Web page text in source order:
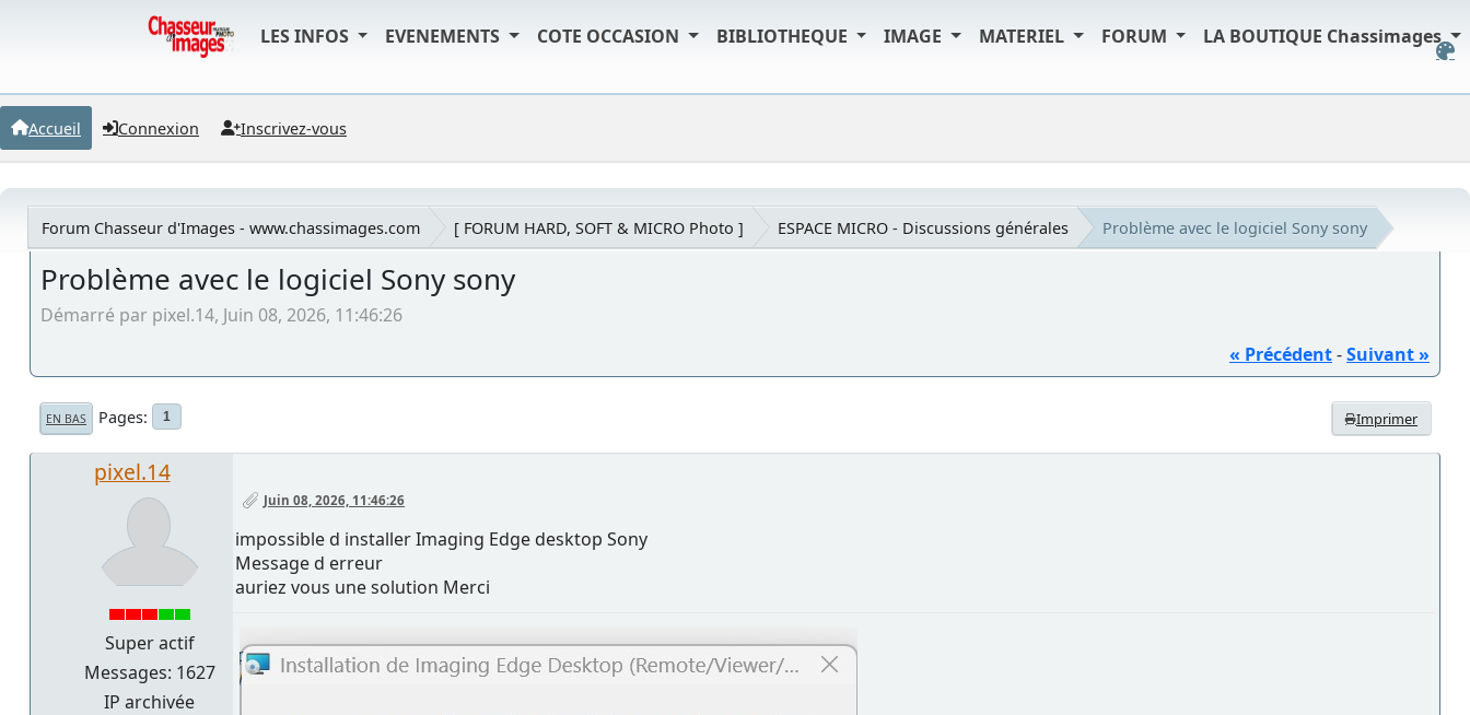
LES INFOS EVENEMENTS COTE OCCASION BIBLIOTHEQUE IMAGE MATERIEL FORUM LA BOUTIQUE Chassimages
Accueil Connexion Inscrivez-vous
Forum Chasseur d'Images - www.chassimages.com [ FORUM HARD, SOFT & MICRO Photo ] ESPACE MICRO - Discussions générales Problème avec le logiciel Sony sony
Problème avec le logiciel Sony sony
Démarré par pixel.14, Juin 08, 2026, 11:46:26
« Précédent-Suivant »
Imprimer
EN BAS Pages 1
pixel.14
Super actif
Messages: 1627
IP archivée
Juin 08, 2026, 11:46:26
impossible d installer Imaging Edge desktop Sony
Message d erreur
auriez vous une solution Merci